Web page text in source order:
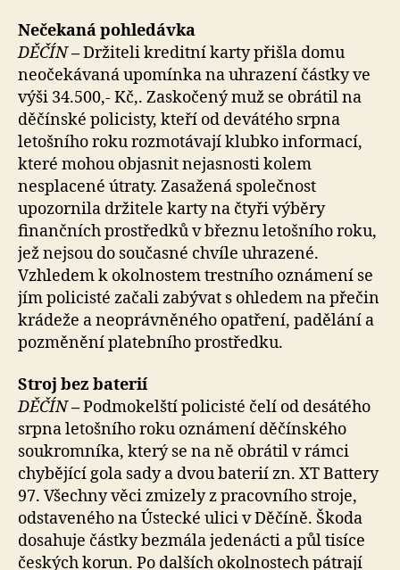
Nečekaná pohledávka
DĚČÍN–Držiteli kreditní karty přišla domu
neočekávaná upomínka na uhrazení částky ve
výši 34.500,- Kč,. Zaskočený muž se obrátil na
děčínské policisty, kteří od devátého srpna
letošního roku rozmotávají klubko informací,
které mohou objasnit nejasnosti kolem
nesplacené útraty. Zasažená společnost
upozornila držitele karty na čtyři výběry
finančních prostředků v březnu letošního roku,
jež nejsou do současné chvíle uhrazené.
Vzhledem k okolnostem trestního oznámení se
jím policisté začali zabývat s ohledem na přečin
krádeže a neoprávněného opatření, padělání a
pozměnění platebního prostředku.
Stroj bez baterií
DĚČÍN–Podmokelští policisté čelí od desátého
srpna letošního roku oznámení děčínského
soukromníka, který se na ně obrátil v rámci
chybějící gola sady a dvou baterií zn. XT Battery
97. Všechny věci zmizely z pracovního stroje,
odstaveného na Ústecké ulici v Děčíně. Škoda
dosahuje částky bezmála jedenácti a půl tisíce
českých korun. Po dalších okolnostech pátrají